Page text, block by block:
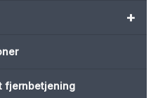
+
fjernbetjening